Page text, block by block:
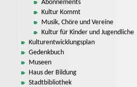
Abonnements
Kultur Kommt
Musik, Chöre und Vereine
Kultur für Kinder und Jugendliche
Kulturentwicklungsplan
Gedenkbuch
Museen
Haus der Bildung
Stadtbibliothek